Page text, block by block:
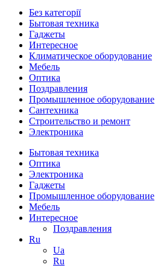
Без категорії
Бытовая техника
Гаджеты
Интересное
Климатическое оборудование
Мебель
Оптика
Поздравления
Промышленное оборудование
Сантехника
Строительство и ремонт
Электроника
Close
Menu
Бытовая техника
Оптика
Электроника
Гаджеты
Промышленное оборудование
Мебель
Интересное
Поздравления
Ru
Ua
Ru